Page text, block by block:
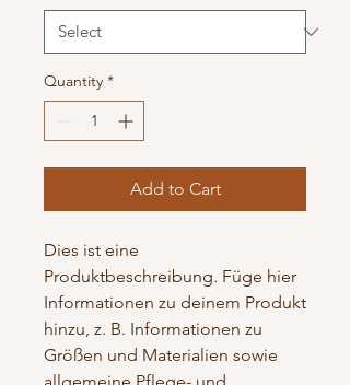
Quantity *
Add to Cart
Dies ist eine
Produktbeschreibung. Füge hier
Informationen zu deinem Produkt
hinzu, z. B. Informationen zu
Größen und Materialien sowie